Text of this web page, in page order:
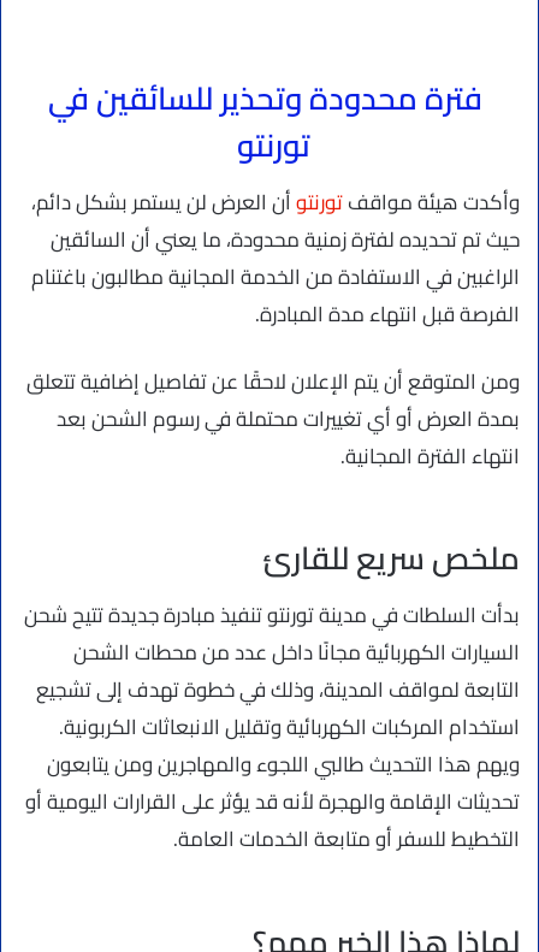
فترة محدودة وتحذير للسائقين في
تورنتو
وأكدت هيئة مواقفتورنتوأن العرض لن يستمر بشكل دائم،
حيث تم تحديده لفترة زمنية محدودة، ما يعني أن السائقين
الراغبين في الاستفادة من الخدمة المجانية مطالبون باغتنام
الفرصة قبل انتهاء مدة المبادرة.
ومن المتوقع أن يتم الإعلان لاحقًا عن تفاصيل إضافية تتعلق
بمدة العرض أو أي تغييرات محتملة في رسوم الشحن بعد
انتهاء الفترة المجانية.
ملخص سريع للقارئ
بدأت السلطات في مدينة تورنتو تنفيذ مبادرة جديدة تتيح شحن
السيارات الكهربائية مجانًا داخل عدد من محطات الشحن
التابعة لمواقف المدينة، وذلك في خطوة تهدف إلى تشجيع
استخدام المركبات الكهربائية وتقليل الانبعاثات الكربونية.
ويهم هذا التحديث طالبي اللجوء والمهاجرين ومن يتابعون
تحديثات الإقامة والهجرة لأنه قد يؤثر على القرارات اليومية أو
التخطيط للسفر أو متابعة الخدمات العامة.